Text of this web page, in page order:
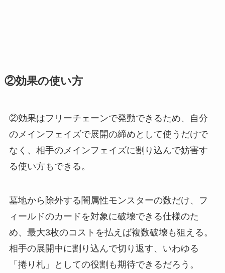
②効果の使い方
②効果はフリーチェーンで発動できるため、自分
のメインフェイズで展開の締めとして使うだけで
なく、相手のメインフェイズに割り込んで妨害す
る使い方もできる。
墓地から除外する闇属性モンスターの数だけ、フ
ィールドのカードを対象に破壊できる仕様のた
め、最大3枚のコストを払えば複数破壊も狙える。
相手の展開中に割り込んで切り返す、いわゆる
「捲り札」としての役割も期待できるだろう。